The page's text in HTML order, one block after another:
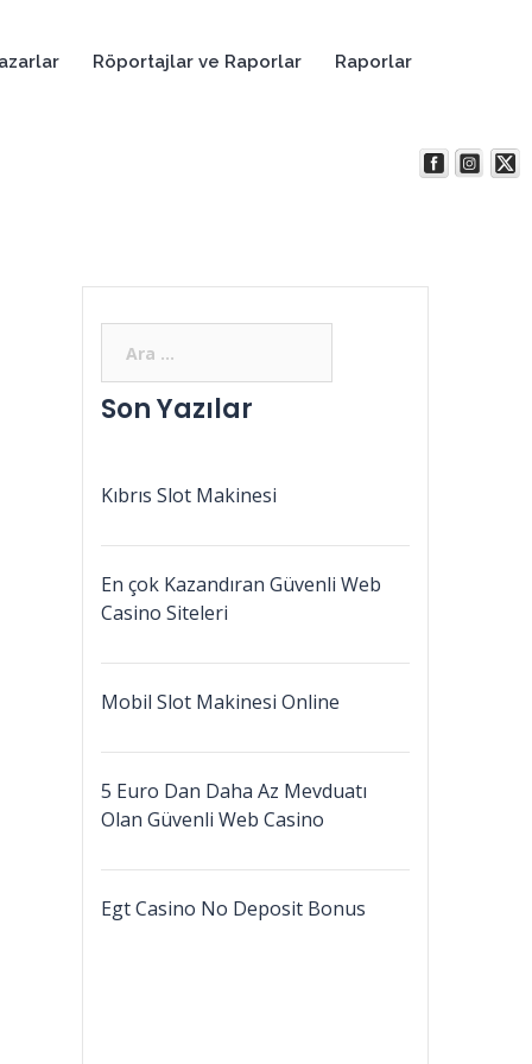
Röportajlar ve Raporlar Raporlar
Son Yazılar
Kıbrıs Slot Makinesi
En çok Kazandıran Güvenli Web
Casino Siteleri
Mobil Slot Makinesi Online
5 Euro Dan Daha Az Mevduatı
Olan Güvenli Web Casino
Egt Casino No Deposit Bonus